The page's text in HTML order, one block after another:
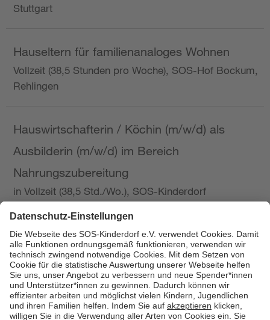
Stuttgart
Hauseltern für familienanaloges Wohnen
Vollzeit (38,5 Stunden pro Woche), SOS-Hof Bockum,
Rehlingen
Hauswirtschafterin / Köchin (m/w/d) als
Ausbilderin (m/w/d) im Bereich
Nahrungszubereitung
in Vollzeit (38,5 Std./Wo.), SOS-Kinderdorf
Hauswirtschaftskraft (m/w/d)
in Teilzeit (mind. 20 - max. 30 Std./.Wo.), SOS-
Kinderdorf Essen, Essen